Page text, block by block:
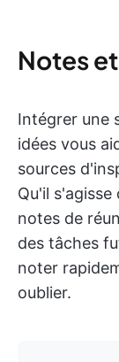
Notes
Intégrer une
idées vous
sources
Qu'il
notes de
des tâches
noter
oublier.